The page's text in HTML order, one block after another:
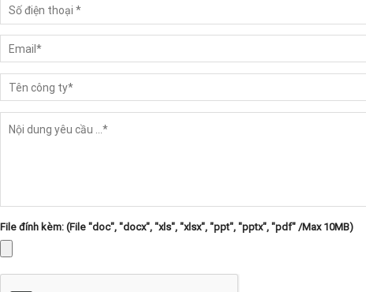
File đính kèm: (File "doc", "docx", "xls", "xlsx", "ppt", "pptx", "pdf" /Max 10MB)